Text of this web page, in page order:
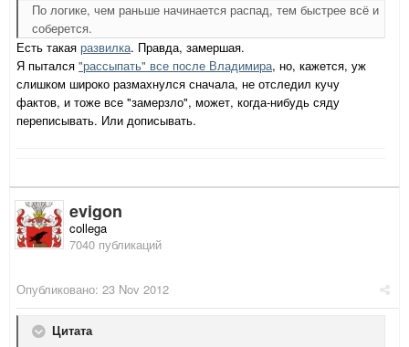
По логике, чем раньше начинается распад, тем быстрее всё и
соберется.
Есть такая развилка. Правда, замершая.
Я пытался "рассыпать" все после Владимира, но, кажется, уж
слишком широко размахнулся сначала, не отследил кучу
фактов, и тоже все "замерзло", может, когда-нибудь сяду
переписывать. Или дописывать.
evigon
collega
7040 публикаций
Опубликовано: 23 Nov 2012
Цитата